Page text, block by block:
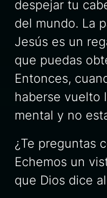
despejar tu
del mundo. La
Jesús es un
que puedas
Entonces,
haberse vuelto
mental y no
¿Te preguntas
Echemos un
que Dios dice